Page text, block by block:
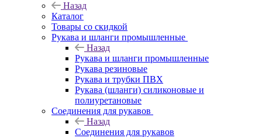
Назад
Каталог
Товары со скидкой
Рукава и шланги промышленные
Назад
Рукава и шланги промышленные
Рукава резиновые
Рукава и трубки ПВХ
Рукава (шланги) силиконовые и
полиуретановые
Соединения для рукавов
Назад
Соединения для рукавов